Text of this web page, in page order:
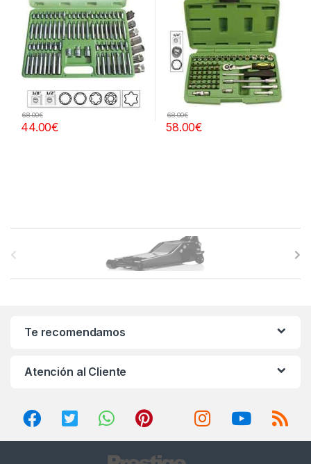
44.00€
68.00€
58.00€
68.00€
a
Te recomendamos
Atención al Cliente